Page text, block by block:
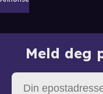
Meld deg